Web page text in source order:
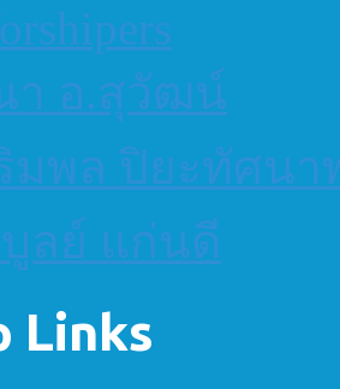
า อ.สุวัฒน์
มพล ปิยะทัศนา
ลย์ แก่นดี
Links